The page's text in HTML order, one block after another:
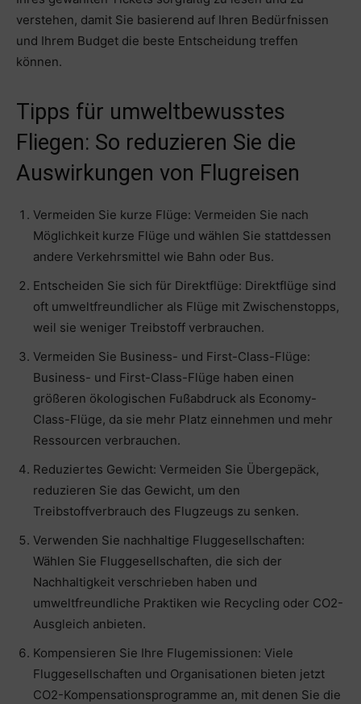
verstehen, damit Sie basierend auf Ihren Bedürfnissen
und Ihrem Budget die beste Entscheidung treffen
können.
Tipps für umweltbewusstes
Fliegen: So reduzieren Sie die
Auswirkungen von Flugreisen
Vermeiden Sie kurze Flüge: Vermeiden Sie nach
Möglichkeit kurze Flüge und wählen Sie stattdessen
andere Verkehrsmittel wie Bahn oder Bus.
Entscheiden Sie sich für Direktflüge: Direktflüge sind
oft umweltfreundlicher als Flüge mit Zwischenstopps,
weil sie weniger Treibstoff verbrauchen.
Vermeiden Sie Business- und First-Class-Flüge:
Business- und First-Class-Flüge haben einen
größeren ökologischen Fußabdruck als Economy-
Class-Flüge, da sie mehr Platz einnehmen und mehr
Ressourcen verbrauchen.
Reduziertes Gewicht: Vermeiden Sie Übergepäck,
reduzieren Sie das Gewicht, um den
Treibstoffverbrauch des Flugzeugs zu senken.
Verwenden Sie nachhaltige Fluggesellschaften:
Wählen Sie Fluggesellschaften, die sich der
Nachhaltigkeit verschrieben haben und
umweltfreundliche Praktiken wie Recycling oder CO2-
Ausgleich anbieten.
Kompensieren Sie Ihre Flugemissionen: Viele
Fluggesellschaften und Organisationen bieten jetzt
CO2-Kompensationsprogramme an, mit denen Sie die